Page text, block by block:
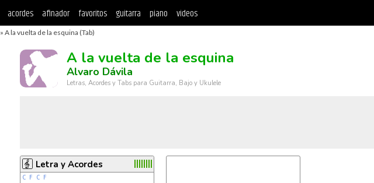
acordes afinador favoritos guitarra piano videos
» A la vuelta de la esquina (Tab)
A la vuelta de la esquina
Alvaro Dávila
Letras, Acordes y Tabs para Guitarra, Bajo y Ukulele
Letra y Acordes
C F C F